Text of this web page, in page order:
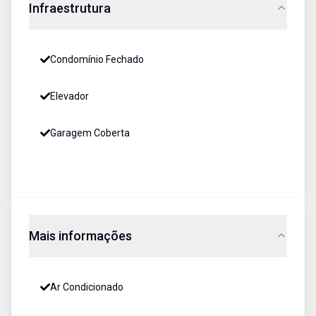
Infraestrutura
Condomínio Fechado
Elevador
Garagem Coberta
Mais informações
Ar Condicionado